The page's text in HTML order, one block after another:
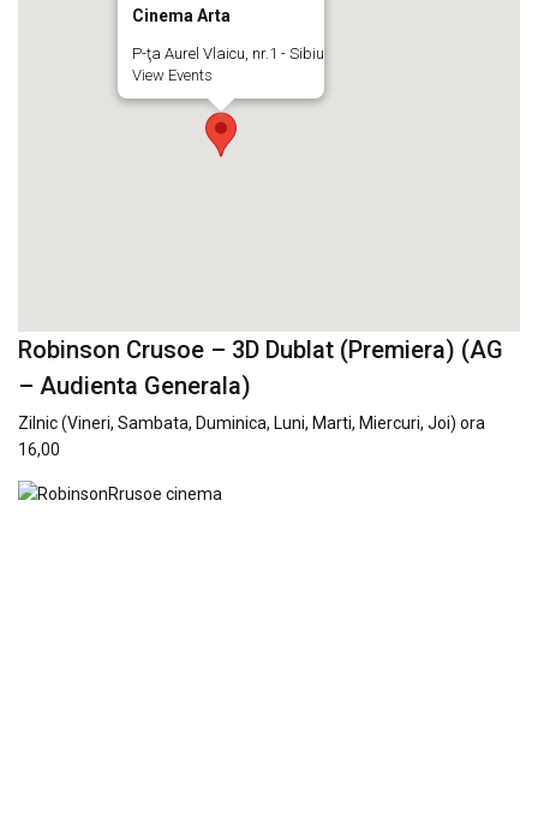
Cinema Arta
P-ţa Aurel Vlaicu, nr.1 - Sibiu
View Events
Robinson Crusoe – 3D Dublat (Premiera) (AG
– Audienta Generala)
Zilnic (Vineri, Sambata, Duminica, Luni, Marti, Miercuri, Joi) ora
16,00